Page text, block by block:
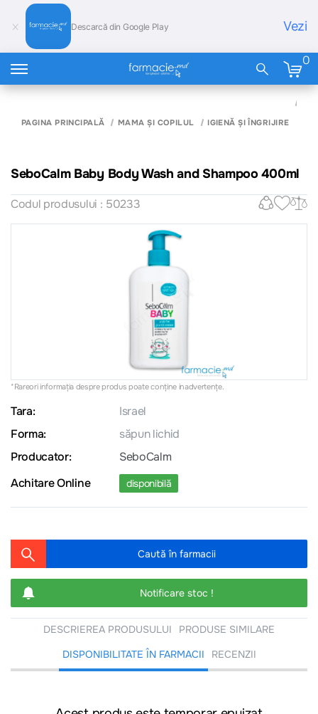
Descarcă din Google Play Vezi
0
PAGINA PRINCIPALĂ MAMA ȘI COPILUL IGIENĂ ȘI ÎNGRIJIRE
SeboCalm Baby Body Wash and Shampoo 400ml
Codul produsului : 50233
*Rareori informația despre produs poate conţine inadvertenţe.
Tara:
Israel
Forma:
săpun lichid
Producator:
SeboCalm
Achitare Online
disponibilă
Caută în farmacii
Notificare stoc !
DESCRIEREA PRODUSULUI
PRODUSE SIMILARE
DISPONIBILITATE ÎN FARMACII
RECENZII